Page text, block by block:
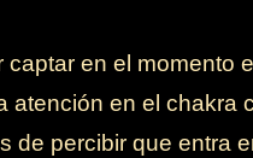
captar en el momento
atención en el chakra
de percibir que entra